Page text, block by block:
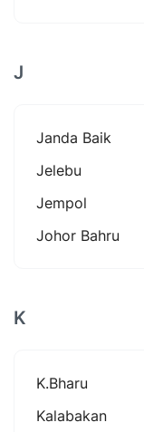
J
Janda Baik
Jelebu
Jempol
Johor Bahru
K
K.bharu
Kalabakan